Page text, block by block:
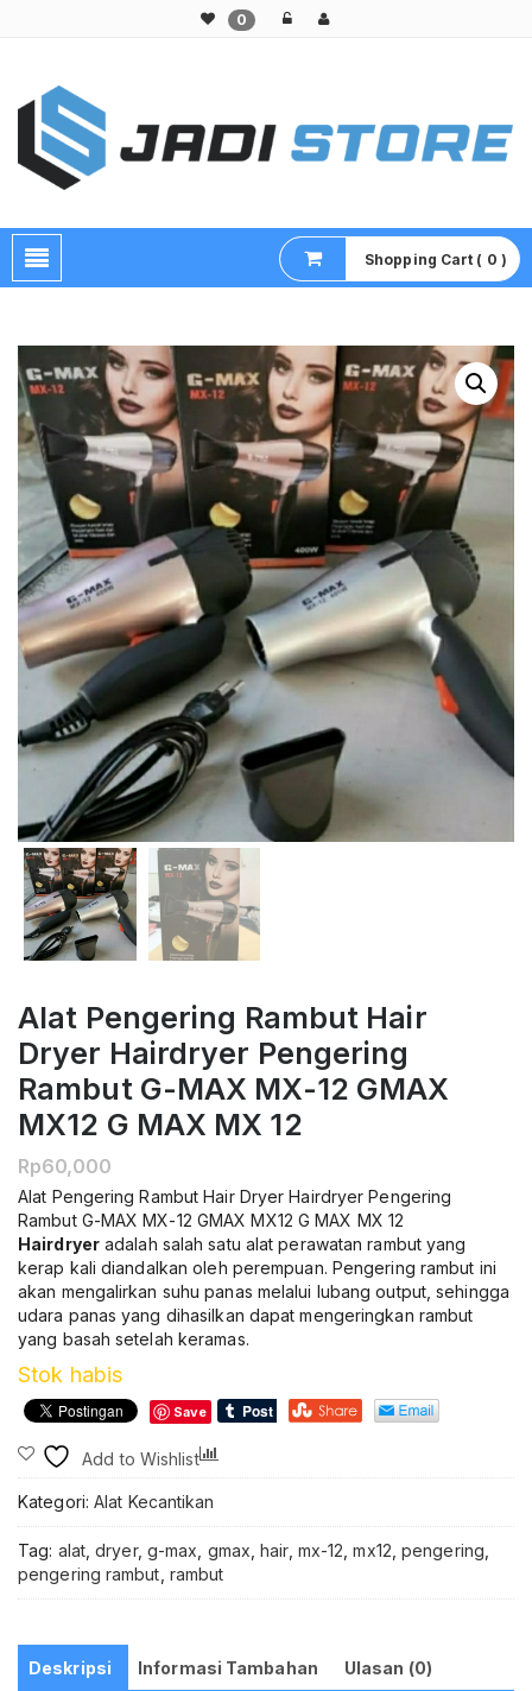
0
Shopping Cart ( 0 )
Alat Pengering Rambut Hair
Dryer Hairdryer Pengering
Rambut G-MAX MX-12 GMAX
MX12 G MAX MX 12
Rp60,000
Alat Pengering Rambut Hair Dryer Hairdryer Pengering
Rambut G-MAX MX-12 GMAX MX12 G MAX MX 12
Hairdryeradalah salah satu alat perawatan rambut yang
kerap kali diandalkan oleh perempuan. Pengering rambut ini
akan mengalirkan suhu panas melalui lubang output, sehingga
udara panas yang dihasilkan dapat mengeringkan rambut
yang basah setelah keramas.
Stok habis
Save
Add to Wishlist
Kategori: Alat Kecantikan
Tag: alat,dryer, g-max gmax ,hair, mx-12 ,mx12 ,pengering
pengering rambut rambut
Deskripsi Informasi Tambahan Ulasan (0)